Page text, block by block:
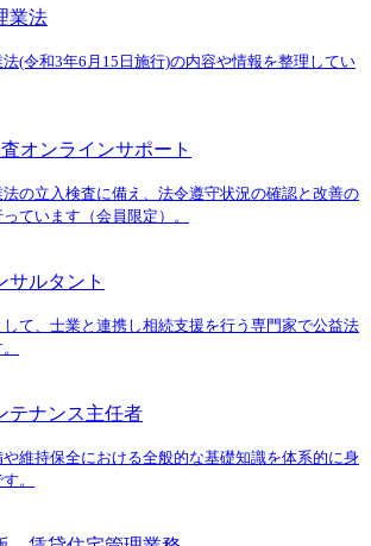
業法
(令和3年6月15日施行)の内容や情報を整理してい
オンラインサポート
の立入検査に備え、法令遵守状況の確認と改善の
ています（会員限定）。
サルタント
て、士業と連携し相続支援を行う専門家で公益法
テナンス主任者
維持保全における全般的な基礎知識を体系的に身
。